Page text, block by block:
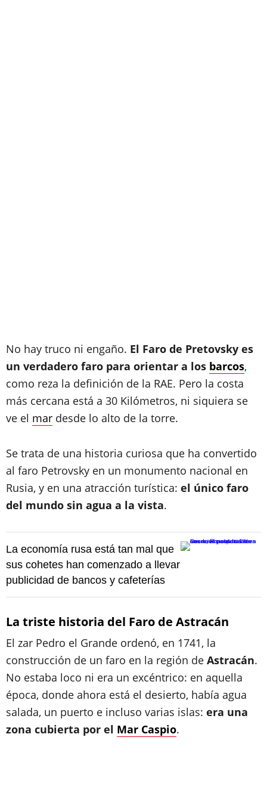
No hay truco ni engaño. El Faro de Pretovsky es
un verdadero faro para orientar a los barcos,
como reza la definición de la RAE. Pero la costa
más cercana está a 30 Kilómetros, ni siquiera se
ve el mar desde lo alto de la torre.
Se trata de una historia curiosa que ha convertido
al faro Petrovsky en un monumento nacional en
Rusia, y en una atracción turística: el único faro
del mundo sin agua a la vista.
La economía rusa está tan mal que
sus cohetes han comenzado a llevar
publicidad de bancos y cafeterías
La triste historia del Faro de Astracán
El zar Pedro el Grande ordenó, en 1741, la
construcción de un faro en la región de Astracán.
No estaba loco ni era un excéntrico: en aquella
época, donde ahora está el desierto, había agua
salada, un puerto e incluso varias islas: era una
zona cubierta por el Mar Caspio.